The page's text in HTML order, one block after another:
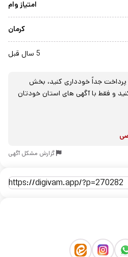
امتیاز وام
کرمان
5 سال قبل
جداً خودداری کنید، بخش
و فقط با آگهی های استان خودتان
گزارش مشکل آگهی